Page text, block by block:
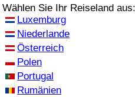
Wählen Sie Ihr Reiseland aus:
Luxemburg
Niederlande
Österreich
Polen
Portugal
Rumänien